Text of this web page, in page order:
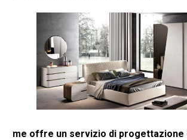
me offre un servizio di progettazione